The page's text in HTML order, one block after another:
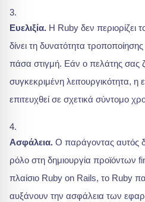
Ευελιξία. Η Ruby δεν περιορίζει
δίνει τη δυνατότητα
πάσα στιγμή. Εάν ο πελάτης σας
συγκεκριμένη λειτουργικότητα, η
επιτευχθεί σε σχετικά σύντομο
Ασφάλεια. Ο παράγοντας αυτός
ρόλο στη δημιουργία προϊόντων
πλαίσιο Ruby on Rails, το Ruby
αυξάνουν την ασφάλεια των